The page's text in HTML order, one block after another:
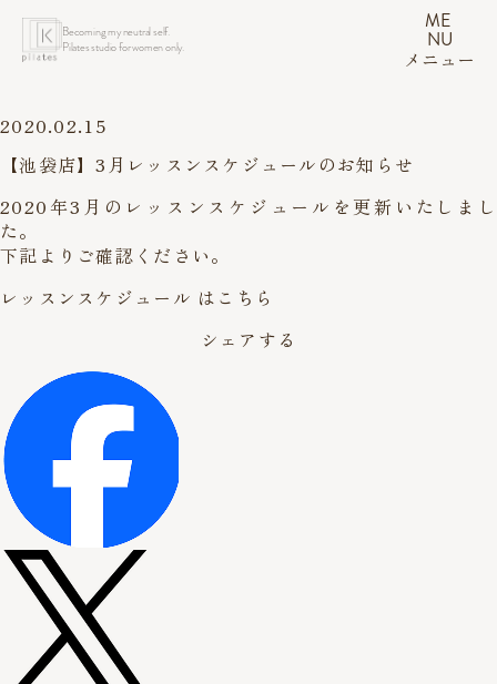
Becoming my neutral self.
Pilates studio for women only.
ME
NU
メニュー
2020.02.15
【池袋店】3月レッスンスケジュールのお知らせ
2020年3月のレッスンスケジュールを更新いたしまし
た。
下記よりご確認ください。
レッスンスケジュール はこちら
シェアする